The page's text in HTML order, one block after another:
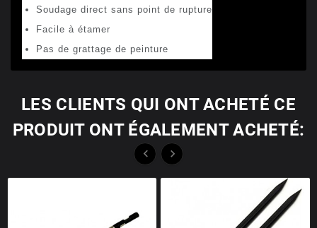
Soudage direct sans point de rupture
Facile à étamer
Pas de grattage de peinture
LES CLIENTS QUI ONT ACHETÉ CE
PRODUIT ONT ÉGALEMENT ACHETÉ:
 